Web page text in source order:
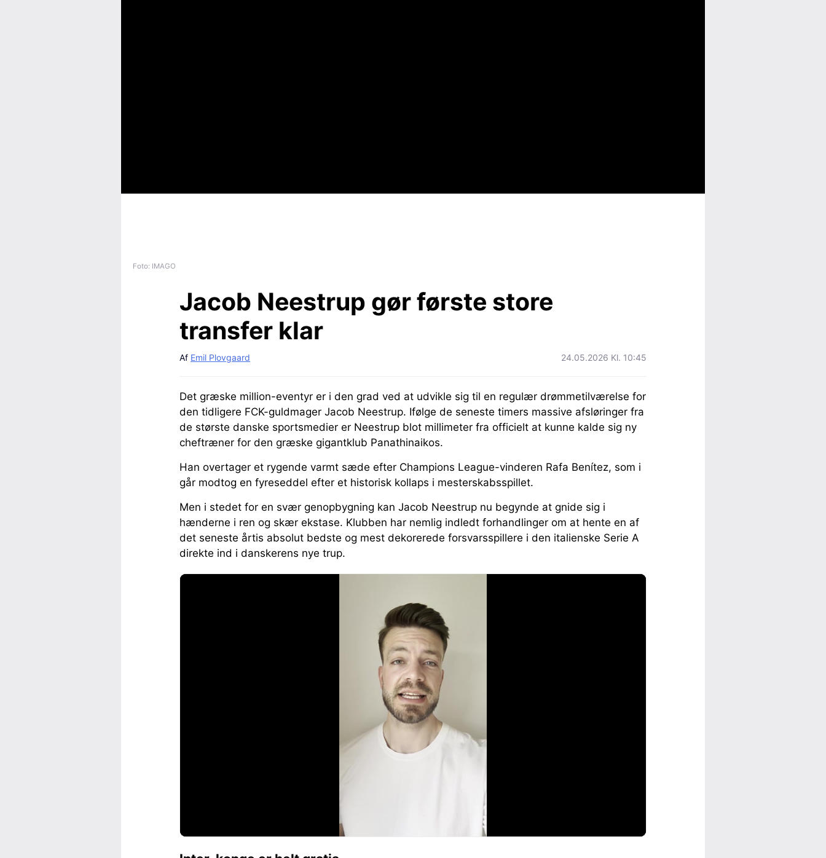
Foto: IMAGO
Jacob Neestrup gør første store
transfer klar
Af Emil Plovgaard 24.05.2026 Kl. 10:45
Det græske million-eventyr er i den grad ved at udvikle sig til en regulær drømmetilværelse for
den tidligere FCK-guldmager Jacob Neestrup. Ifølge de seneste timers massive afsløringer fra
de største danske sportsmedier er Neestrup blot millimeter fra officielt at kunne kalde sig ny
cheftræner for den græske gigantklub Panathinaikos.
Han overtager et rygende varmt sæde efter Champions League-vinderen Rafa Benítez, som i
går modtog en fyreseddel efter et historisk kollaps i mesterskabsspillet.
Men i stedet for en svær genopbygning kan Jacob Neestrup nu begynde at gnide sig i
hænderne i ren og skær ekstase. Klubben har nemlig indledt forhandlinger om at hente en af
det seneste årtis absolut bedste og mest dekorerede forsvarsspillere i den italienske Serie A
direkte ind i danskerens nye trup.